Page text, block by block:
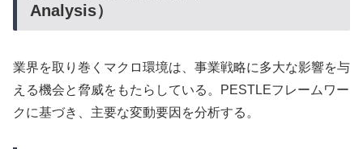
Analysis）
業界を取り巻くマクロ環境は、事業戦略に多大な影響を与
える機会と脅威をもたらしている。PESTLEフレームワー
クに基づき、主要な変動要因を分析する。